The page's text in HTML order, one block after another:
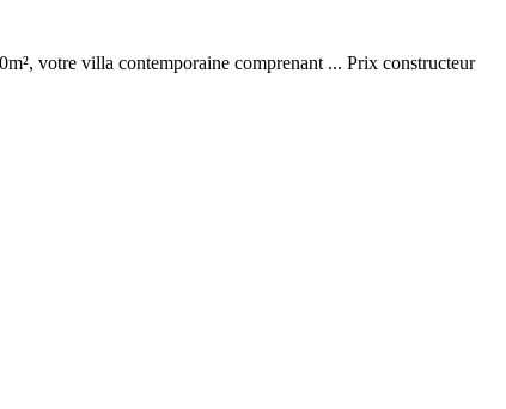
votre villa contemporaine comprenant ... Prix constructeur